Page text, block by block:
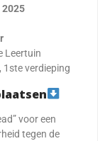
2025
Leertuin
verdieping
voor een
tegen de